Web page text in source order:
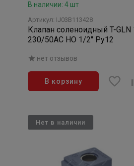
В наличии: 4 шт
Артикул: IJ03B113428
Клапан соленоидный T-GLN
230/50AC НО 1/2" Ру12
нет отзывов
В корзину
Нет в наличии